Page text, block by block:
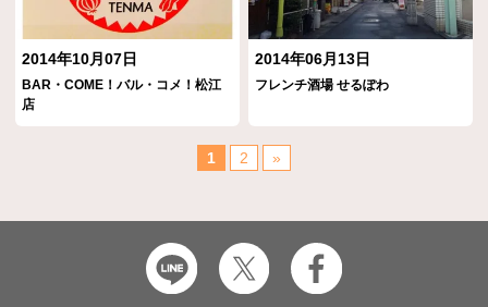
2014年10月07日
BAR・COME！バル・コメ！松江
店
2014年06月13日
フレンチ酒場 せるぽわ
1 2 »